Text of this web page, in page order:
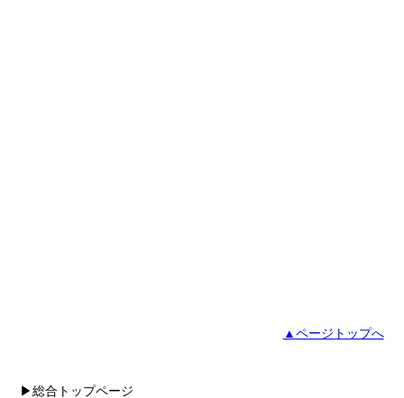
▲ページトップへ
▶総合トップページ